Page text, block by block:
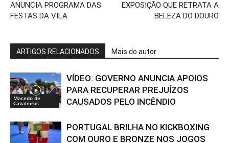
ANUNCIA PROGRAMA DAS
FESTAS DA VILA
EXPOSIÇÃO QUE RETRATA A
BELEZA DO DOURO
ARTIGOS RELACIONADOS Mais do autor
Macedo de
Cavaleiros
VÍDEO: GOVERNO ANUNCIA APOIOS
PARA RECUPERAR PREJUÍZOS
CAUSADOS PELO INCÊNDIO
PORTUGAL BRILHA NO KICKBOXING
COM OURO E BRONZE NOS JOGOS